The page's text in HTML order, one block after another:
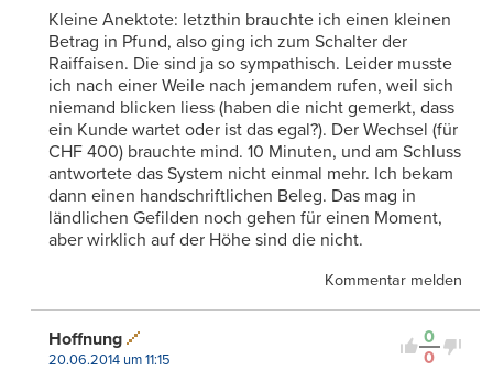
Kleine Anektote: letzthin brauchte ich einen kleinen
Betrag in Pfund, also ging ich zum Schalter der
Raiffaisen. Die sind ja so sympathisch. Leider musste
ich nach einer Weile nach jemandem rufen, weil sich
niemand blicken liess (haben die nicht gemerkt, dass
ein Kunde wartet oder ist das egal?). Der Wechsel (für
CHF 400) brauchte mind. 10 Minuten, und am Schluss
antwortete das System nicht einmal mehr. Ich bekam
dann einen handschriftlichen Beleg. Das mag in
ländlichen Gefilden noch gehen für einen Moment,
aber wirklich auf der Höhe sind die nicht.
Kommentar melden
0
0
Hoffnung
20.06.2014 um 11:15